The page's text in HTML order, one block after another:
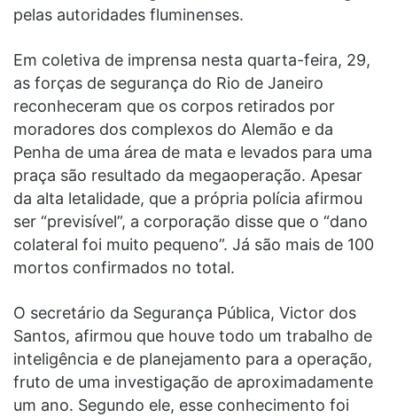
pelas autoridades fluminenses.
Em coletiva de imprensa nesta quarta-feira, 29,
as forças de segurança do Rio de Janeiro
reconheceram que os corpos retirados por
moradores dos complexos do Alemão e da
Penha de uma área de mata e levados para uma
praça são resultado da megaoperação. Apesar
da alta letalidade, que a própria polícia afirmou
ser “previsível”, a corporação disse que o “dano
colateral foi muito pequeno”. Já são mais de 100
mortos confirmados no total.
O secretário da Segurança Pública, Victor dos
Santos, afirmou que houve todo um trabalho de
inteligência e de planejamento para a operação,
fruto de uma investigação de aproximadamente
um ano. Segundo ele, esse conhecimento foi